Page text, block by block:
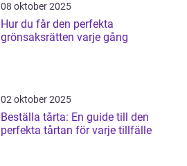
08 oktober 2025
Hur du får den perfekta
grönsaksrätten varje gång
02 oktober 2025
Beställa tårta: En guide till den
perfekta tårtan för varje tillfälle